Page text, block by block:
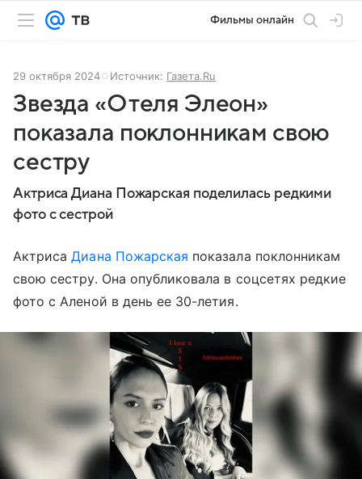
Фильмы онлайн
29 октября 2024 Источник: Газета.Ru
Звезда «Отеля Элеон»
показала поклонникам свою
сестру
Актриса Диана Пожарская поделилась редкими
фото с сестрой
АктрисаДиана Пожарская показала поклонникам
свою сестру. Она опубликовала в соцсетях редкие
фото с Аленой в день ее 30-летия.